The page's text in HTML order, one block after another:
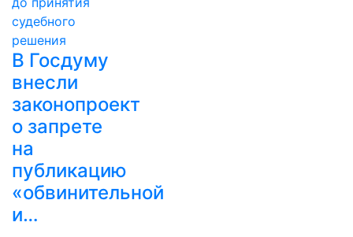
В Госдуму
внесли
законопроект
о запрете
на
публикацию
«обвинительной
и…